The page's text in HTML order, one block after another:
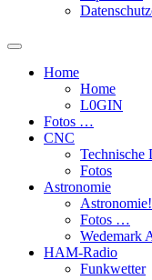
Toggle
search
field
Home
Home
L​0​​GIN
Fotos …
CNC
Technische
Fotos
Astronomie
Fotos …
Wedemark
HAM-Radio
Funkwetter